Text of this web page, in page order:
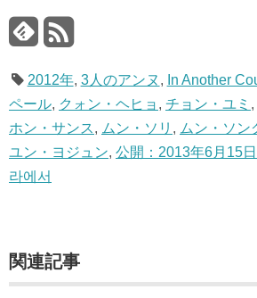
2012年, 3人のアンヌ , In Another
ペール, クォン・ヘヒョ , チョン・ユミ ,
ホン・サンス, ムン・ソリ , ムン・ソン
ユン・ヨジュン, 公開：2013年6月15日
라에서
関連記事